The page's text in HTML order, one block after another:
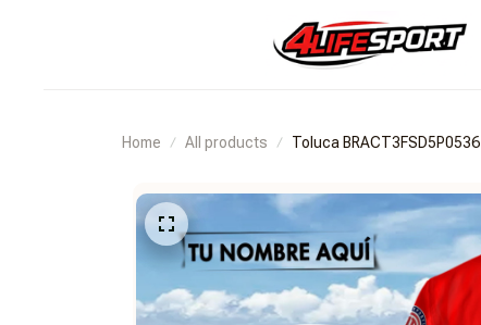
Home All products Toluca BRACT3FSD5P0536